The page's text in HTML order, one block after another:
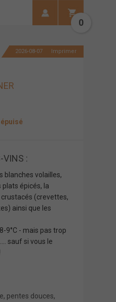
0
2026-08-07 Imprimer
VINS :
blanches volailles,
plats épicés, la
(crevettes,
ainsi que les
9°C - mais pas trop
sauf si vous le
pentes douces,